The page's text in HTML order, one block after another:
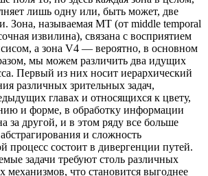
лишь одну или, быть может, две
Зона, называемая MT (от middle temporal
извилина), связана с восприятием
а зона V4 — вероятно, в основном
мы можем различить два идущих
Первый из них носит иерархический
различных зрительных задач,
главах и относящихся к цвету,
и форме, в обработку информации
за другой, и в этом ряду все больше
и сложность
процесс состоит в дивергенции путей.
задачи требуют столь различных
механизмов, что становится выгоднее